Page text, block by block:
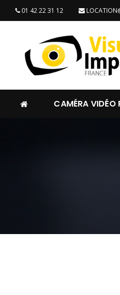
01 42 22 31 12
CAMÉRA VIDÉO